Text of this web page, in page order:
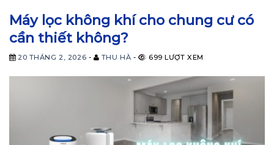
Máy lọc không khí cho chung cư có
cần thiết không?
20 THÁNG 2, 2026 - THU HÀ - 699 LƯỢT XEM